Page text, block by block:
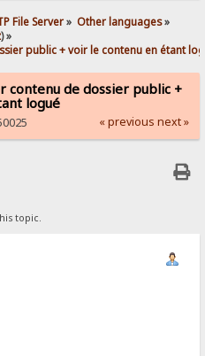
File Server» Other languages»
) »
public + voir le contenu en étant
contenu de dossier public +
logué
« previous next »
topic.